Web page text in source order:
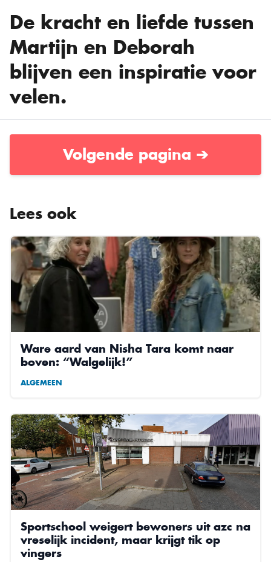
De kracht en liefde tussen
Martijn en Deborah
blijven een inspiratie voor
velen.
Volgende pagina ➔
Lees ook
Ware aard van Nisha Tara komt naar
boven: “Walgelijk!”
ALGEMEEN
Sportschool weigert bewoners uit azc na
vreselijk incident, maar krijgt tik op
vingers